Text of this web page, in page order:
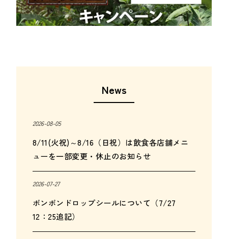
News
2026-08-05
8/11(火祝)～8/16（日祝）は飲食各店舗メニ
ューを一部変更・休止のお知らせ
2026-07-27
ボンボンドロップシールについて（7/27
12：25追記）